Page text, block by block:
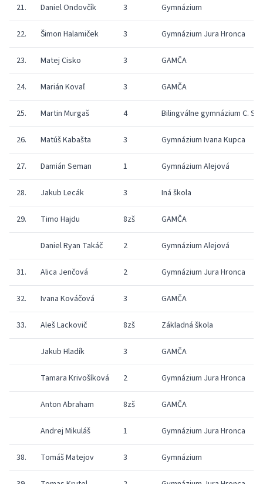
21. Daniel Ondovčík 3 Gymnázium
22. Šimon Halamiček 3 Gymnázium Jura Hronca
23. Matej Cisko 3 GAMČA
24. Marián Kovaľ 3 GAMČA
25. Martin Murgaš 4 Bilingválne gymnázium C. S.
26. Matúš Kabašta 3 Gymnázium Ivana Kupca
27. Damián Seman 1 Gymnázium Alejová
28. Jakub Lecák 3 Iná škola
29. Timo Hajdu 8zš GAMČA
Daniel Ryan Takáč 2 Gymnázium Alejová
31. Alica Jenčová 2 Gymnázium Jura Hronca
32. Ivana Kováčová 3 GAMČA
33. Aleš Lackovič 8zš Základná škola
Jakub Hladík 3 GAMČA
Tamara Krivošíková 2 Gymnázium Jura Hronca
Anton Abraham 8zš GAMČA
Andrej Mikuláš 1 Gymnázium Jura Hronca
38. Tomáš Matejov 3 Gymnázium